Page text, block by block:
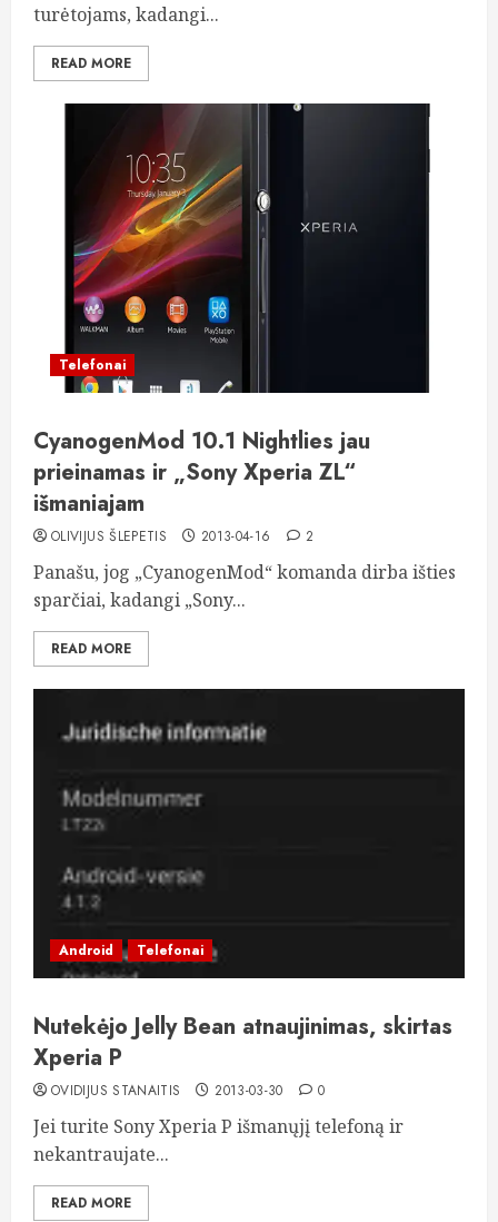
turėtojams, kadangi...
READ MORE
Telefonai
CyanogenMod 10.1 Nightlies jau
prieinamas ir „Sony Xperia ZL“
išmaniajam
OLIVIJUS ŠLEPETIS 2013-04-16 2
Panašu, jog „CyanogenMod“ komanda dirba išties
sparčiai, kadangi „Sony...
READ MORE
Android Telefonai
Nutekėjo Jelly Bean atnaujinimas, skirtas
Xperia P
OVIDIJUS STANAITIS 2013-03-30 0
Jei turite Sony Xperia P išmanųjį telefoną ir
nekantraujate...
READ MORE